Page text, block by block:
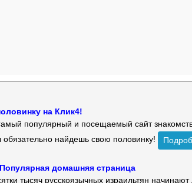
на Клик4!
популярный и посещаемый сайт
обязательно найдешь свою половинку!
домашняя страница
тысяч русскоязычных израильтян